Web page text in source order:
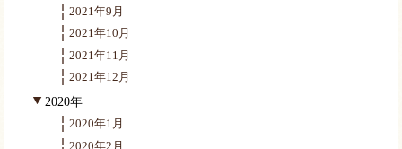
2021年9月
2021年10月
2021年11月
2021年12月
2020年
2020年1月
2020年2月